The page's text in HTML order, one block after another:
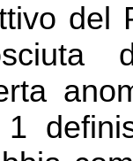
del
1